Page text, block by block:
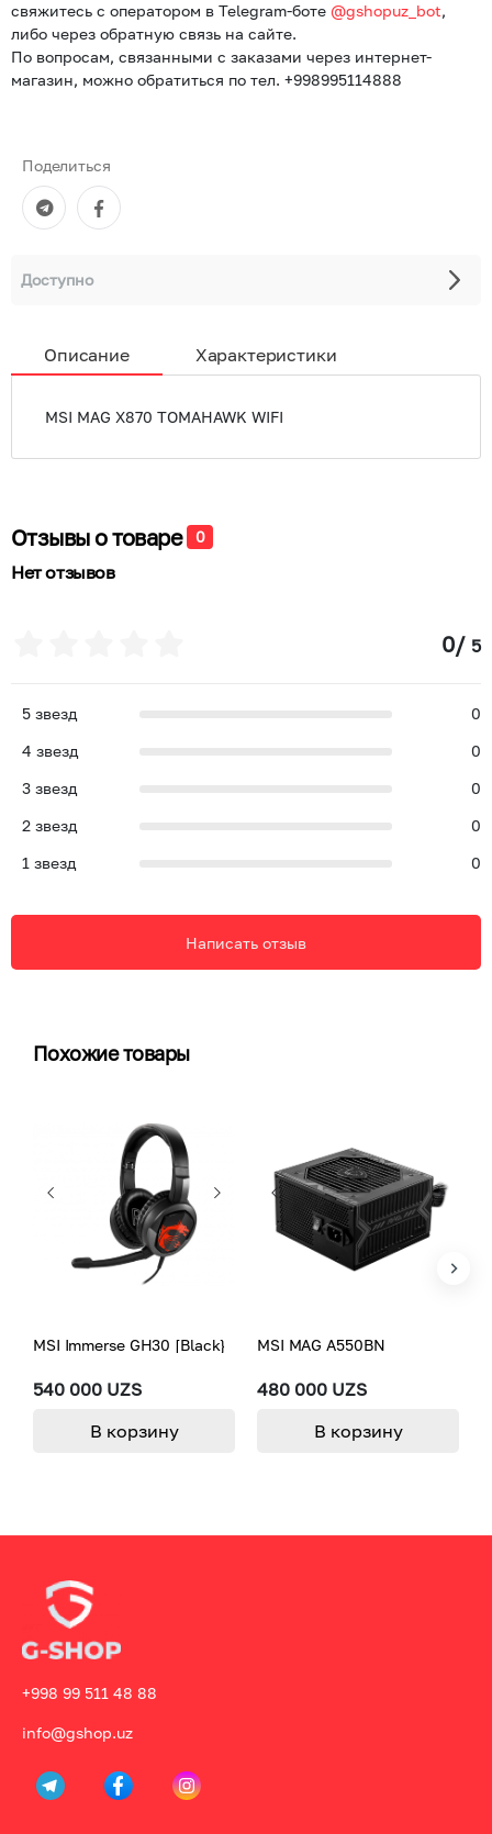
свяжитесь с оператором в Telegram-боте @gshopuz_bot,
либо через обратную связь на сайте.
По вопросам, связанными с заказами через интернет-
магазин, можно обратиться по тел. +998995114888
Поделиться
Доступно
Описание Характеристики
MSI MAG X870 TOMAHAWK WIFI
Отзывы о товаре 0
Нет отзывов
0/ 5
5 звезд
0
4 звезд
0
3 звезд
0
2 звезд
0
1 звезд 0
Написать отзыв
Похожие товары
540 000 UZS
MSI Immerse GH30 [Black}
В корзину
480 000 UZS
MSI MAG A550BN
В корзину
+998 99 511 48 88
info@gshop.uz